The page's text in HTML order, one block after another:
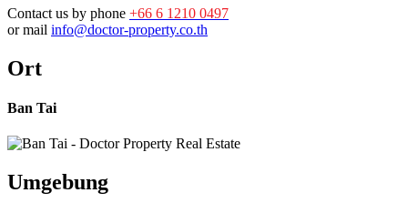
Contact us by phone +66 6 1210 0497
or mail info@doctor-property.co.th
Ort
Ban Tai
Umgebung